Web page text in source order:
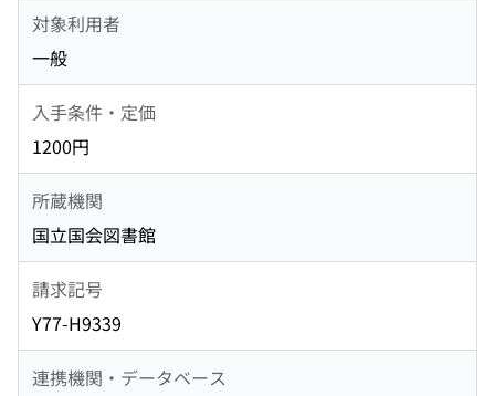
対象利用者
一般
入手条件・定価
1200円
所蔵機関
国立国会図書館
請求記号
Y77-H9339
連携機関・データベース